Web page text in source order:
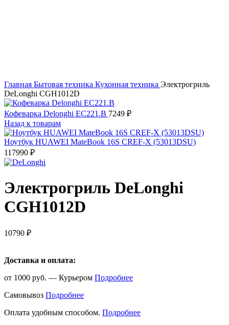
Главная Бытовая техника Кухонная техника Электрогриль
DeLonghi CGH1012D
Кофеварка Delonghi EC221.B 7249 ₽
Назад к товарам
Ноутбук HUAWEI MateBook 16S CREF-X (53013DSU)
117990 ₽
Электрогриль DeLonghi
CGH1012D
10790 ₽
Доставка и оплата:
от 1000 руб. — Курьером Подробнее
Самовывоз Подробнее
Оплата удобным способом. Подробнее